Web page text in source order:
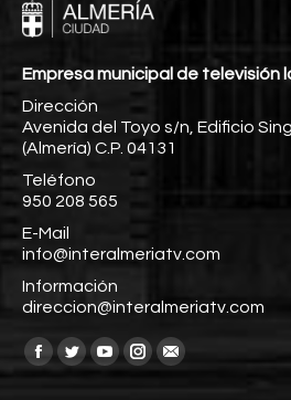
Empresa municipal de televisión
Dirección
Avenida del Toyo s/n, Edificio
(Almería) C.P. 04131
Teléfono
950 208 565
E-Mail
info@interalmeriatv.com
Información
direccion@interalmeriatv.com
Encuéntranos en:
Facebook
TwitterYouTube
Instagram
Mail